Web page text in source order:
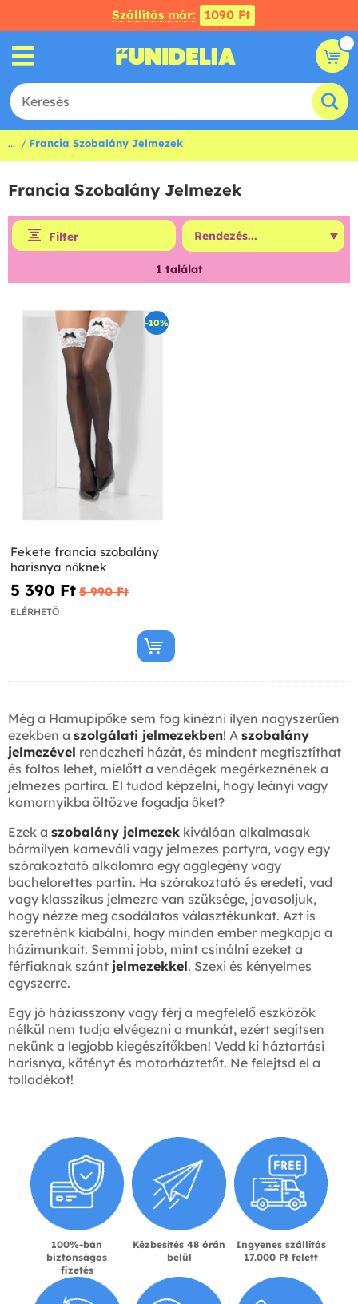
Szállítás már: 1090 Ft
... Francia Szobalány Jelmezek
Francia Szobalány Jelmezek
Filter
1 találat
-10%
Fekete francia szobalány
harisnya nőknek
5 390 Ft‎ 5 990 Ft‎
ELÉRHETŐ
Még a Hamupipőke sem fog kinézni ilyen nagyszerűen
ezekben a szolgálati jelmezekben! A szobalány
jelmezével rendezheti házát, és mindent megtisztíthat
és foltos lehet, mielőtt a vendégek megérkeznének a
jelmezes partira. El tudod képzelni, hogy leányi vagy
komornyikba öltözve fogadja őket?
Ezek a szobalány jelmezek kiválóan alkalmasak
bármilyen karneváli vagy jelmezes partyra, vagy egy
szórakoztató alkalomra egy agglegény vagy
bachelorettes partin. Ha szórakoztató és eredeti, vad
vagy klasszikus jelmezre van szüksége, javasoljuk,
hogy nézze meg csodálatos választékunkat. Azt is
szeretnénk kiabálni, hogy minden ember megkapja a
házimunkait. Semmi jobb, mint csinálni ezeket a
férfiaknak szánt jelmezekkel. Szexi és kényelmes
egyszerre.
Egy jó háziasszony vagy férj a megfelelő eszközök
nélkül nem tudja elvégezni a munkát, ezért segítsen
nekünk a legjobb kiegészítőkben! Vedd ki háztartási
harisnya, kötényt és motorháztetőt. Ne felejtsd el a
tolladékot!
100%-ban
biztonságos
fizetés
Kézbesítés 48 órán
belül
Ingyenes szállítás
17.000 Ft felett